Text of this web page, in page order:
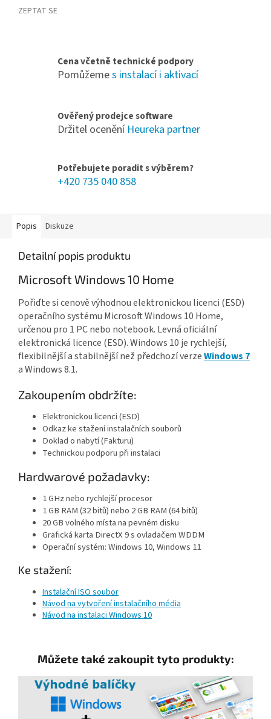
ZEPTAT SE
Cena včetně technické podpory
Pomůžemes instalací i aktivací
Ověřený prodejce software
Držitel ocenění Heureka partner
Potřebujete poradit s výběrem?
+420 735 040 858
Popis Diskuze
Detailní popis produktu
Microsoft Windows 10 Home
Pořiďte si cenově výhodnou elektronickou licenci (ESD)
operačního systému Microsoft Windows 10 Home,
určenou pro 1 PC nebo notebook. Levná oficiální
elektronická licence (ESD). Windows 10 je rychlejší,
flexibilnější a stabilnější než předchozí verzeWindows 7
a Windows 8.1.
Zakoupením obdržíte:
Elektronickou licenci (ESD)
Odkaz ke stažení instalačních souborů
Doklad o nabytí (Fakturu)
Technickou podporu při instalaci
Hardwarové požadavky:
1 GHz nebo rychlejší procesor
1 GB RAM (32 bitů) nebo 2 GB RAM (64 bitů)
20 GB volného místa na pevném disku
Grafická karta DirectX 9 s ovladačem WDDM
Operační systém: Windows 10, Windows 11
Ke stažení:
Instalační ISO soubor
Návod na vytvoření instalačního média
Návod na instalaci Windows 10
Můžete také zakoupit tyto produkty: